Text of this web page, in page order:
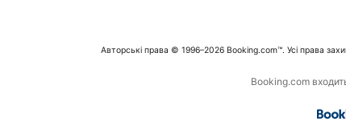
Авторські права © 1996–2026 Booking.com™. Усі права
Booking.com